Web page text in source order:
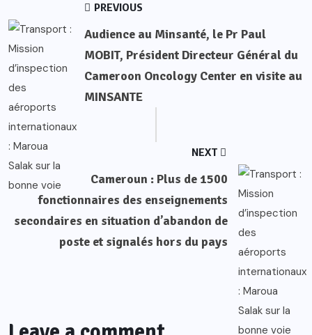
PREVIOUS
Audience au Minsanté, le Pr Paul
MOBIT, Président Directeur Général du
Cameroon Oncology Center en visite au
MINSANTE
NEXT
Cameroun : Plus de 1500
fonctionnaires des enseignements
secondaires en situation d’abandon de
poste et signalés hors du pays